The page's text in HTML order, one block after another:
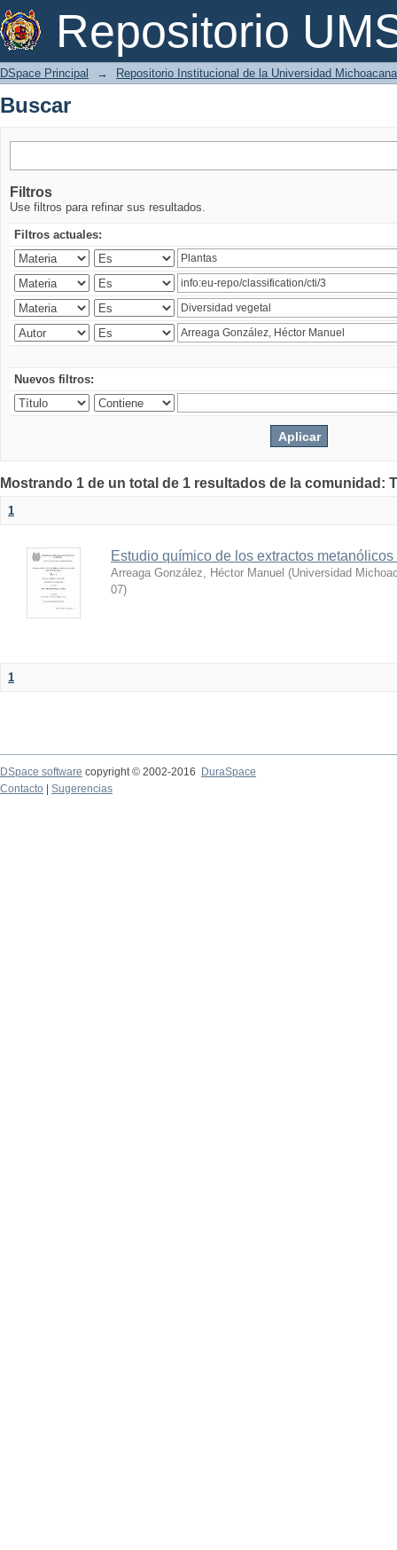
Repositorio
Buscar
DSpace Principal → Repositorio Institucional de la Universidad
Buscar
Filtros
Use filtros para refinar sus resultados.
Filtros actuales:
Nuevos filtros:
Mostrando 1 de un total de 1 resultados de la comunidad:
1
Estudio químico de los extractos
Arreaga González, Héctor Manuel (Universidad
07)
1
DSpace software copyright © 2002-2016
DuraSpace
Contacto
Sugerencias